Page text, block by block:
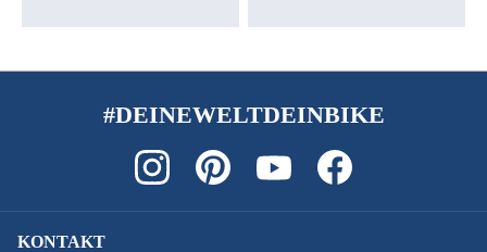
#DEINEWELTDEINBIKE
KONTAKT